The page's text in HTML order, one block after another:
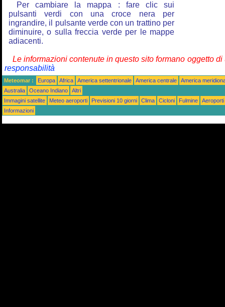
Per cambiare la mappa : fare clic sui
pulsanti verdi con una croce nera per
ingrandire, il pulsante verde con un trattino per
diminuire, o sulla freccia verde per le mappe
adiacenti.
Le informazioni contenute in questo sito formano oggetto
responsabilità
Meteomar : Europa Africa America settentrionale America centrale
America
Australia
Oceano Indiano
Altri
Immagini satellite
Meteo aeroporti Previsioni 10 giorni Clima Cicloni Fulmine
Aeroporti
Informazioni